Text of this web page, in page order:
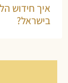
איך חידוש
בישראל?